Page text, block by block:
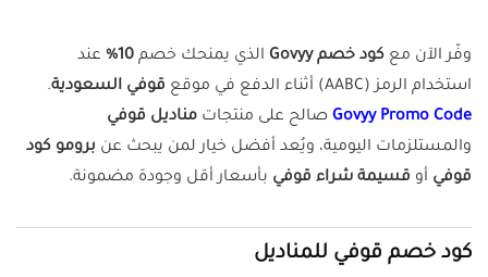
وفّر الآن مع كود خصم Govyy الذي يمنحك خصم 10%
عند
استخدام الرمز (AABC) أثناء الدفع في موقع
قوفي السعودية.
Govyy Promo Code صالح على منتجات مناديل قوفي
والمستلزمات اليومية، ويُعد أفضل خيار لمن يبحث عن برومو كود
قوفي أو قسيمة شراء قوفي بأسعار أقل وجودة مضمونة.
كود خصم قوفي للمناديل